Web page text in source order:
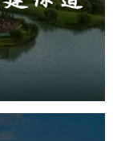
园
智能步道